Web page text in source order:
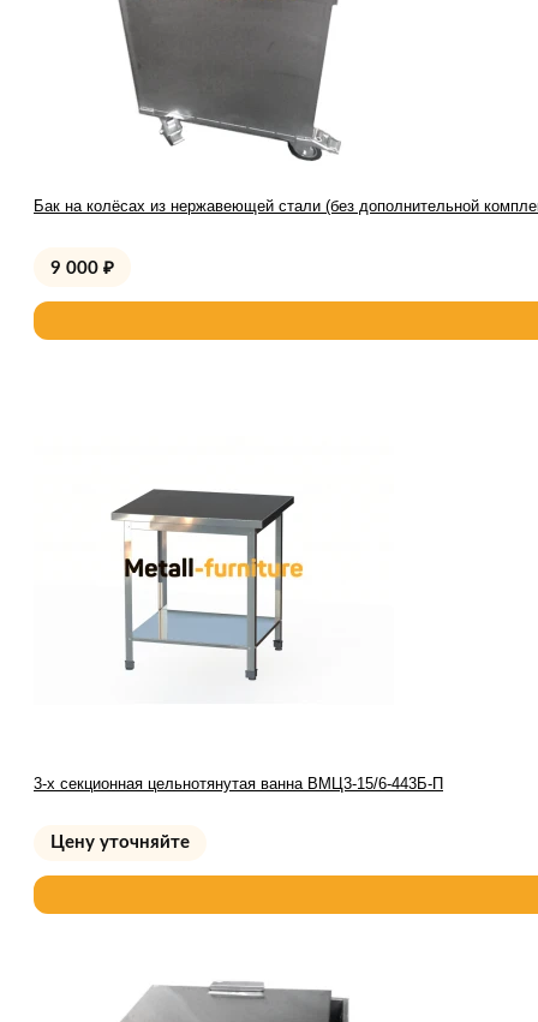
Бак на колёсах из нержавеющей стали (без дополнительной
9 000 ₽
3-х секционная цельнотянутая ванна ВМЦ3-15/6-443Б-П
Цену уточняйте